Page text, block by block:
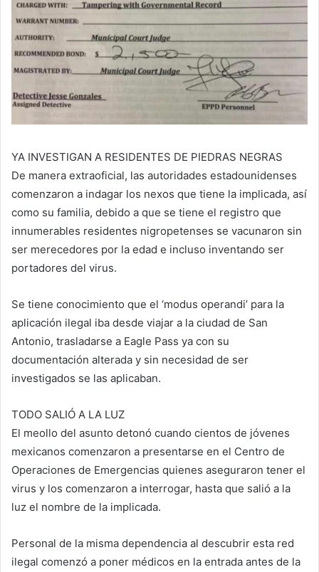
YA INVESTIGAN A RESIDENTES DE PIEDRAS NEGRAS
De manera extraoficial, las autoridades estadounidenses
comenzaron a indagar los nexos que tiene la implicada, así
como su familia, debido a que se tiene el registro que
innumerables residentes nigropetenses se vacunaron sin
ser merecedores por la edad e incluso inventando ser
portadores del virus.
Se tiene conocimiento que el ‘modus operandi’ para la
aplicación ilegal iba desde viajar a la ciudad de San
Antonio, trasladarse a Eagle Pass ya con su
documentación alterada y sin necesidad de ser
investigados se las aplicaban.
TODO SALIÓ A LA LUZ
El meollo del asunto detonó cuando cientos de jóvenes
mexicanos comenzaron a presentarse en el Centro de
Operaciones de Emergencias quienes aseguraron tener el
virus y los comenzaron a interrogar, hasta que salió a la
luz el nombre de la implicada.
Personal de la misma dependencia al descubrir esta red
ilegal comenzó a poner médicos en la entrada antes de la